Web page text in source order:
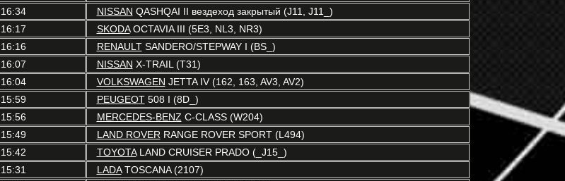
NISSAN QASHQAI II вездеход закрытый (J11, J11_)
SKODAOCTAVIA III (5E3, NL3, NR3)
RENAULTSANDERO/STEPWAY I (BS_)
NISSAN X-TRAIL (T31)
VOLKSWAGEN JETTA IV (162, 163, AV3, AV2)
PEUGEOT508 I (8D_)
MERCEDES-BENZ C-CLASS (W204)
LAND ROVER RANGE ROVER SPORT (L494)
TOYOTALAND CRUISER PRADO (_J15_)
LADATOSCANA (2107)